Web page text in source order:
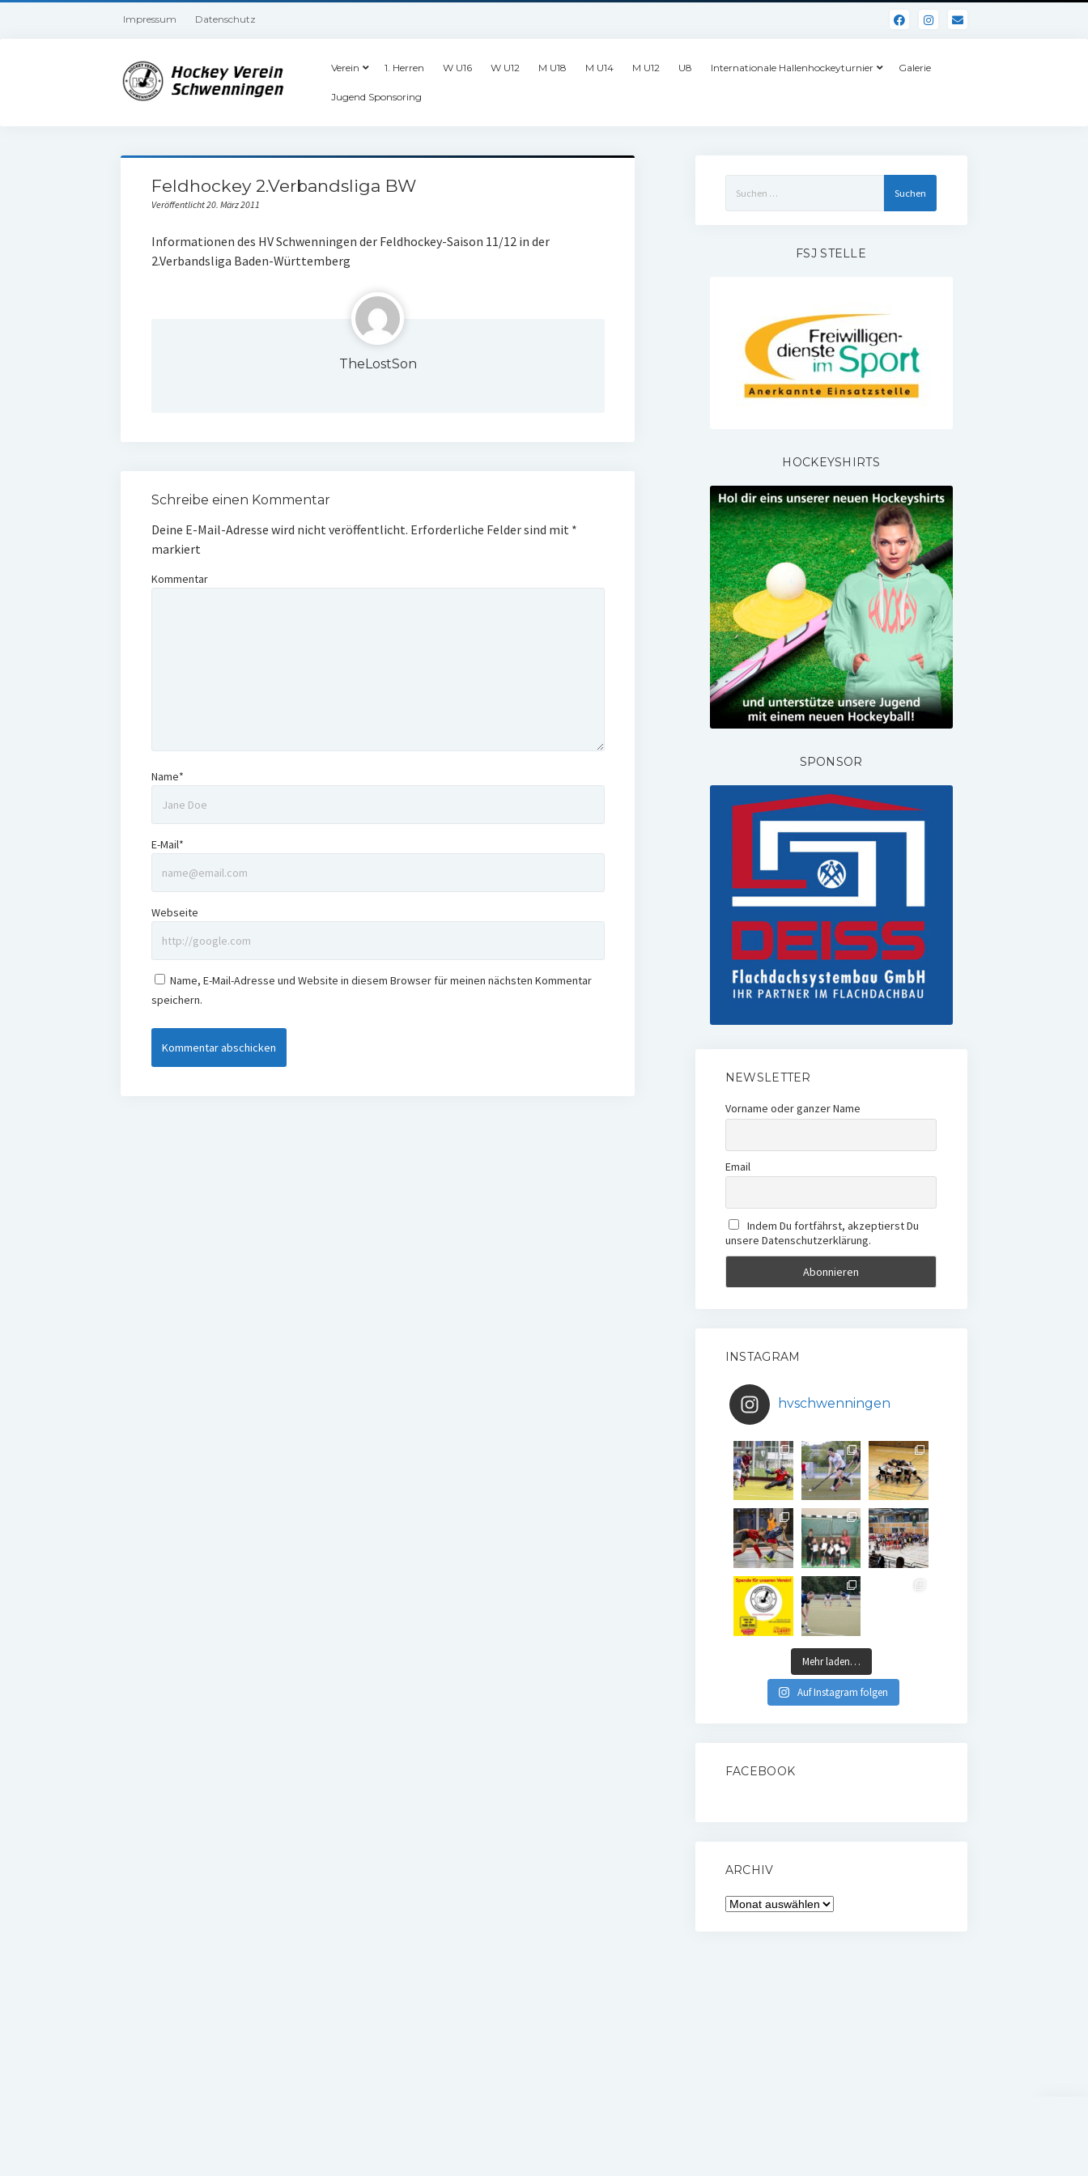
Impressum Datenschutz
Verein 1. Herren W U16 W U12 M U18 M U14 M U12 U8 Internationale Hallenhockeyturnier Galerie
Jugend Sponsoring
Feldhockey 2.Verbandsliga BW
Veröffentlicht 20. März 2011
Informationen des HV Schwenningen der Feldhockey-Saison 11/12 in der
2.Verbandsliga Baden-Württemberg
TheLostSon
Schreibe einen Kommentar
Deine E-Mail-Adresse wird nicht veröffentlicht. Erforderliche Felder sind mit *
markiert
Kommentar
Name*
E-Mail*
Webseite
Name, E-Mail-Adresse und Website in diesem Browser für meinen nächsten Kommentar
speichern.
nach:
FSJ STELLE
HOCKEYSHIRTS
SPONSOR
NEWSLETTER
Vorname oder ganzer Name
Email
Indem Du fortfährst, akzeptierst Du
unsere Datenschutzerklärung.
INSTAGRAM
hvschwenningen
Mehr laden…
Auf Instagram folgen
FACEBOOK
ARCHIV
Archiv